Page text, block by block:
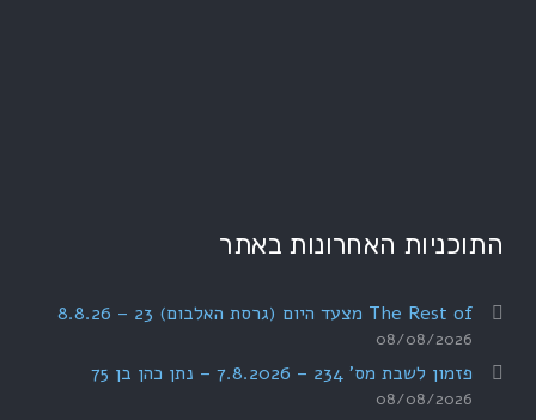
התוכניות האחרונות באתר
The Rest of מצעד היום (גרסת האלבום) 23 – 8.8.26
08/08/2026
פזמון לשבת מס' 234 – 7.8.2026 – נתן כהן בן 75
08/08/2026